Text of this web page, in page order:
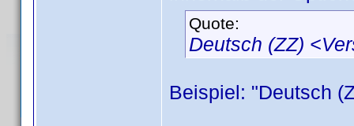
Quote:
Deutsch (ZZ)
Beispiel: "Deutsch